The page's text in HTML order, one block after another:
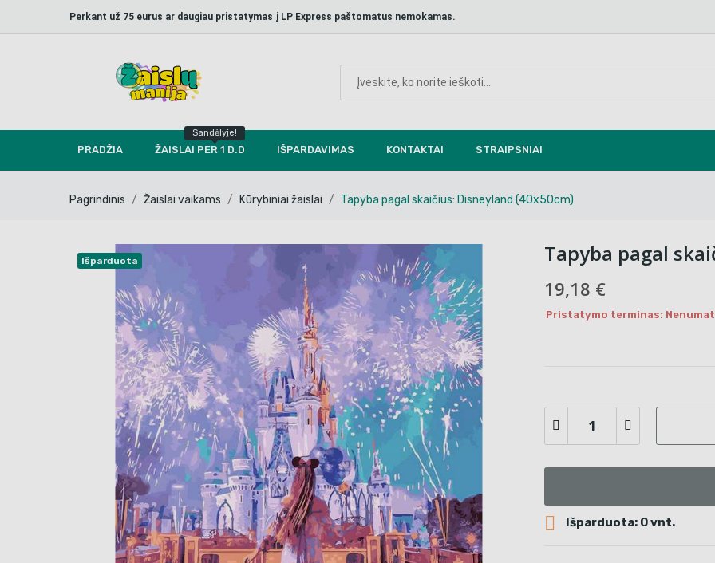
Perkant už 75 eurus ar daugiau pristatymas į LP Express paštomatus nemokamas.
PRADŽIA ŽAISLAI PER 1 D.D
Sandėlyje!
IŠPARDAVIMAS KONTAKTAI STRAIPSNIAI
Pagrindinis Žaislai vaikams Kūrybiniai žaislai Tapyba pagal skaičius: Disneyland (40x50cm)
Išparduota Tapyba pagal
19,18 €
Pristatymo terminas:
 Išparduota: 0 vnt.